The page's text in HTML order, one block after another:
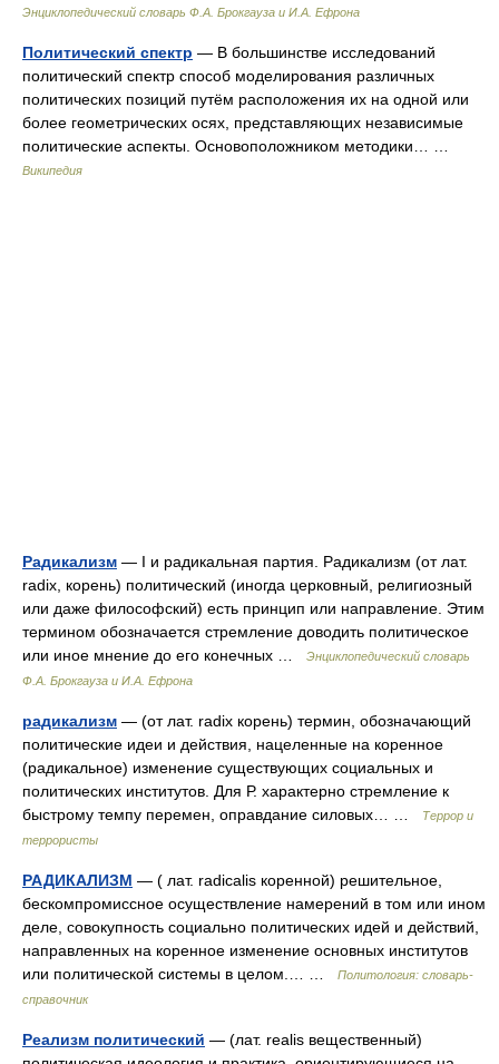
Энциклопедический словарь Ф.А. Брокгауза и И.А. Ефрона
Политический спектр — В большинстве исследований
политический спектр способ моделирования различных
политических позиций путём расположения их на одной или
более геометрических осях, представляющих независимые
политические аспекты. Основоположником методики… …
Википедия
Радикализм — I и радикальная партия. Радикализм (от лат.
radix, корень) политический (иногда церковный, религиозный
или даже философский) есть принцип или направление. Этим
термином обозначается стремление доводить политическое
или иное мнение до его конечных …
Энциклопедический словарь
Ф.А. Брокгауза и И.А. Ефрона
радикализм — (от лат. radix корень) термин, обозначающий
политические идеи и действия, нацеленные на коренное
(радикальное) изменение существующих социальных и
политических институтов. Для Р. характерно стремление к
быстрому темпу перемен, оправдание силовых… …
Террор и
террористы
РАДИКАЛИЗМ — ( лат. radicalis коренной) решительное,
бескомпромиссное осуществление намерений в том или ином
деле, совокупность социально политических идей и действий,
направленных на коренное изменение основных институтов
или политической системы в целом.… …
Политология: словарь-
справочник
Реализм политический — (лат. realis вещественный)